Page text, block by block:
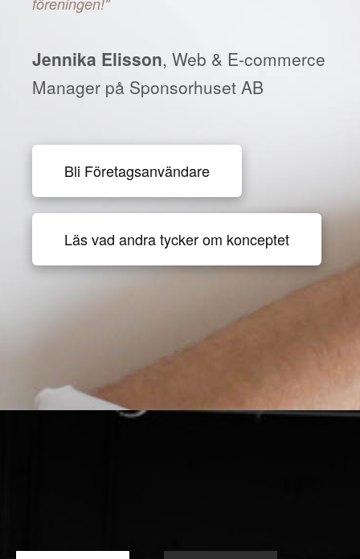
Jennika Elisson, Web & E-commerce
Manager på Sponsorhuset AB
Bli Företagsanvändare
Läs vad andra tycker om konceptet